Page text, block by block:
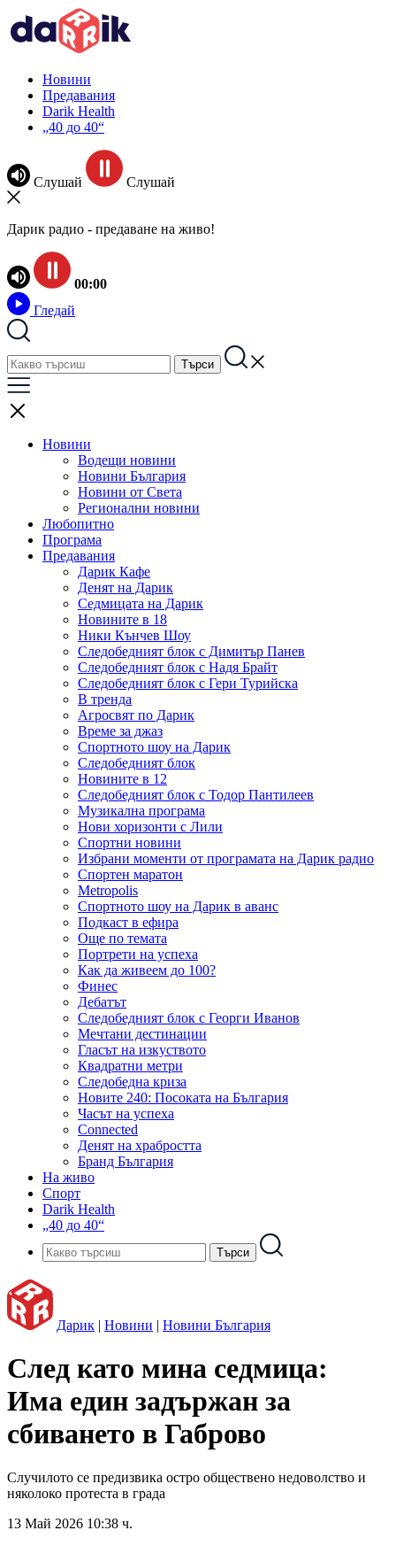
Новини
Предавания
Darik Health
„40 до 40“
Слушай Слушай
Дарик радио - предаване на живо!
00:00
Гледай
Новини
Водещи новини
Новини България
Новини от Света
Регионални новини
Любопитно
Програма
Предавания
Дарик Кафе
Денят на Дарик
Седмицата на Дарик
Новините в 18
Ники Кънчев Шоу
Следобедният блок с Димитър Панев
Следобедният блок с Надя Брайт
Следобедният блок с Гери Турийска
В тренда
Агросвят по Дарик
Време за джаз
Спортното шоу на Дарик
Следобедният блок
Новините в 12
Следобедният блок с Тодор Пантилеев
Музикална програма
Нови хоризонти с Лили
Спортни новини
Избрани моменти от програмата на Дарик радио
Спортен маратон
Metropolis
Спортното шоу на Дарик в аванс
Подкаст в ефира
Още по темата
Портрети на успеха
Как да живеем до 100?
Финес
Дебатът
Следобедният блок с Георги Иванов
Мечтани дестинации
Гласът на изкуството
Квадратни метри
Следобедна криза
Новите 240: Посоката на България
Часът на успеха
Connected
Денят на храбростта
Бранд България
На живо
Спорт
Darik Health
„40 до 40“
Дарик | Новини | Новини България
След като мина седмица:
Има един задържан за
сбиването в Габрово
Случилото се предизвика остро обществено недоволство и
няколоко протеста в града
13 Май 2026 10:38 ч.